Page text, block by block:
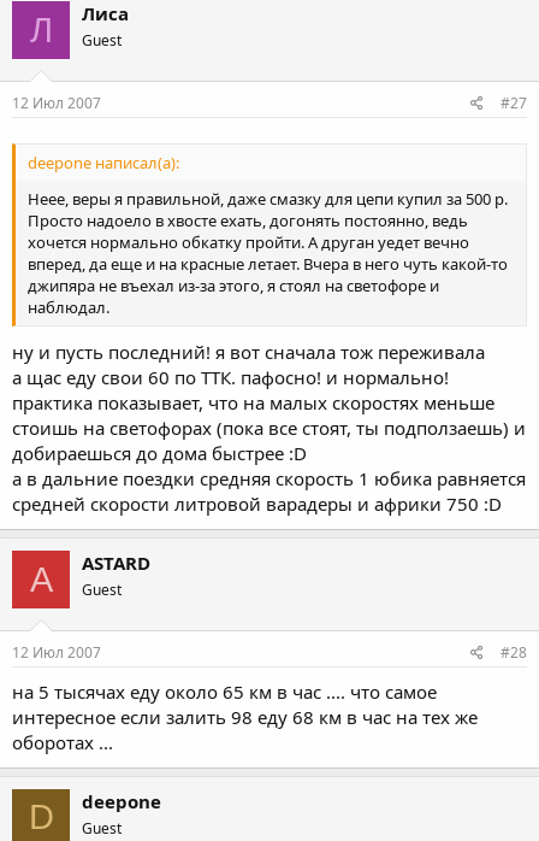
Л Лиса
Guest
12 Июл 2007 #27
deepone написал(а):
Неее, веры я правильной, даже смазку для цепи купил за 500 р.
Просто надоело в хвосте ехать, догонять постоянно, ведь
хочется нормально обкатку пройти. А друган уедет вечно
вперед, да еще и на красные летает. Вчера в него чуть какой-то
джипяра не въехал из-за этого, я стоял на светофоре и
наблюдал.
ну и пусть последний! я вот сначала тож переживала
а щас еду свои 60 по ТТК. пафосно! и нормально!
практика показывает, что на малых скоростях меньше
стоишь на светофорах (пока все стоят, ты подползаешь) и
добираешься до дома быстрее :D
а в дальние поездки средняя скорость 1 юбика равняется
средней скорости литровой варадеры и африки 750 :D
A ASTARD
Guest
12 Июл 2007 #28
на 5 тысячах еду около 65 км в час .... что самое
интересное если залить 98 еду 68 км в час на тех же
оборотах ...
D deepone
Guest